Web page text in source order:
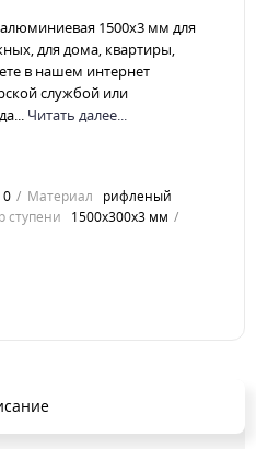
1500x3 мм для
для дома, квартиры,
в нашем интернет
службой или
Читать далее...
0 Материал
рифленый
ступени 1500x300x3 мм